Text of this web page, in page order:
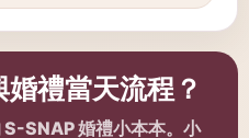
禮當天流程？
SNAP 婚禮小本本。小